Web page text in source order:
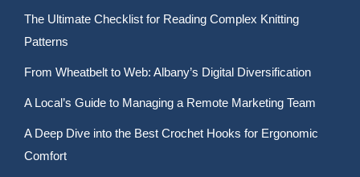
The Ultimate Checklist for Reading Complex Knitting
Patterns
From Wheatbelt to Web: Albany’s Digital Diversification
A Local’s Guide to Managing a Remote Marketing Team
A Deep Dive into the Best Crochet Hooks for Ergonomic
Comfort